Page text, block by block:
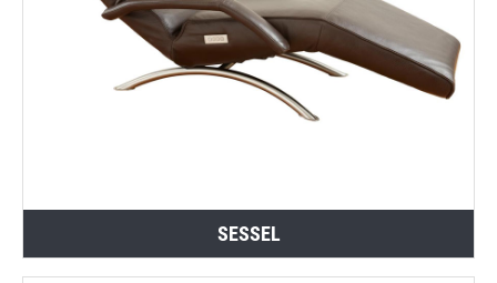
SESSEL